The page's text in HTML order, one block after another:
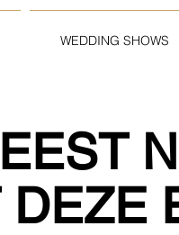
WEDDING SHOWS
DEZE